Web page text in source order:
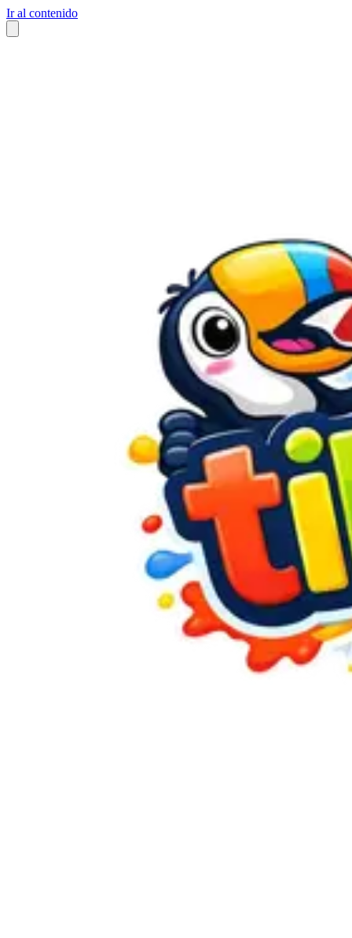
Ir al contenido